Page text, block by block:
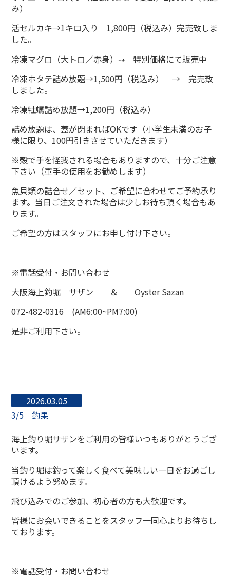
み）
活セルカキ→1キロ入り 1,800円（税込み）完売致しま
した。
冷凍マグロ（大トロ／赤身）⇢ 特別価格にて販売中
冷凍ホタテ詰め放題→1,500円（税込み） → 完売致
しました。
冷凍牡蠣詰め放題→1,200円（税込み）
詰め放題は、蓋が閉まればOKです（小学生未満のお子
様に限り、100円引きさせていただきます）
※殻で手を怪我される場合もありますので、十分ご注意
下さい（軍手の使用をお勧めします）
魚貝類の詰合せ／セット、ご希望に合わせてご予約承り
ます。当日ご注文された場合は少しお待ち頂く場合もあ
ります。
ご希望の方はスタッフにお申し付け下さい。
※電話受付・お問い合わせ
大阪海上釣堀 サザン ＆ Oyster Sazan
072-482-0316 (AM6:00~PM7:00)
是非ご利用下さい。
2026.03.05
3/5 釣果
海上釣り堀サザンをご利用の皆様いつもありがとうござ
います。
当釣り堀は釣って楽しく食べて美味しい一日をお過ごし
頂けるよう努めます。
飛び込みでのご参加、初心者の方も大歓迎です。
皆様にお会いできることをスタッフ一同心よりお待ちし
ております。
※電話受付・お問い合わせ